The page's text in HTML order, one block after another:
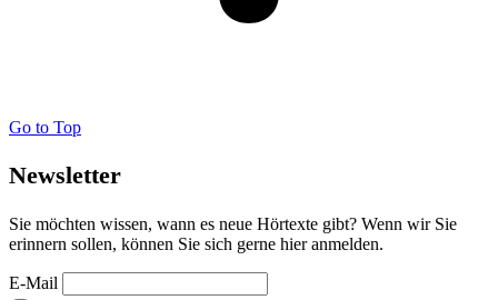
Go to Top
Newsletter
Sie möchten wissen, wann es neue Hörtexte gibt? Wenn wir Sie
erinnern sollen, können Sie sich gerne hier anmelden.
E-Mail